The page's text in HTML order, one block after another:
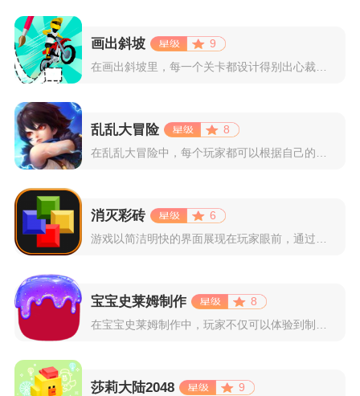
画出斜坡
9
在画出斜坡里，每一个关卡都设计得别出心裁。玩家需要利用手指在...
乱乱大冒险
8
消灭彩砖
6
宝宝史莱姆制作
8
莎莉大陆2048
9